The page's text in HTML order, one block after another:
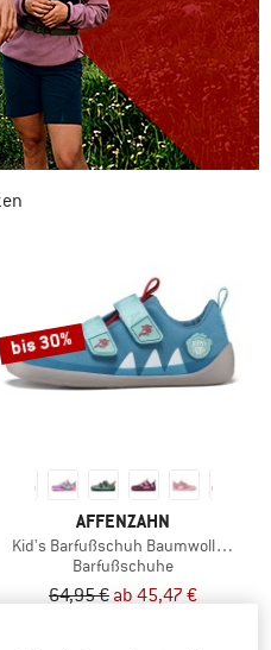
Evo GTX
bis 30%
AFFENZAHN
Kid's Barfußschuh Baumwolle Lucky
Barfußschuhe
64,95 € ab 45,47 €